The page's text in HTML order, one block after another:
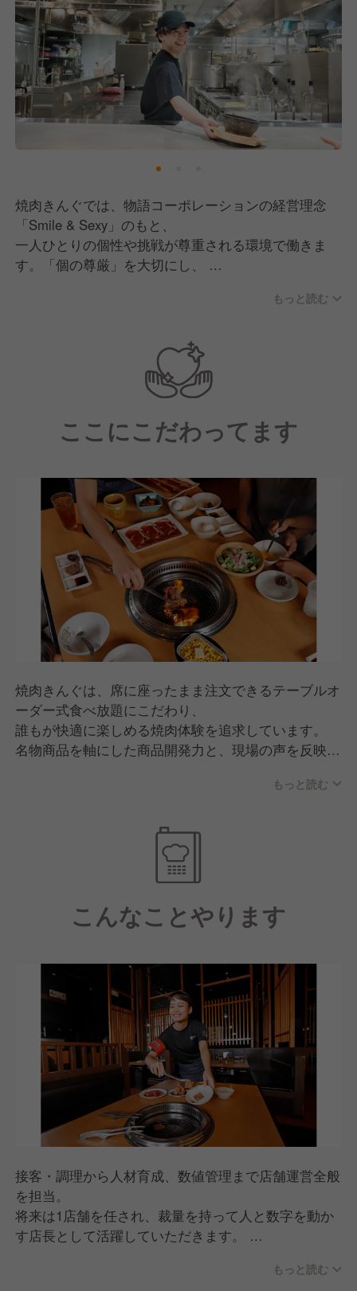
焼肉きんぐでは、物語コーポレーションの経営理念
「Smile & Sexy」のもと、
一人ひとりの個性や挑戦が尊重される環境で働きま
す。「個の尊厳」を大切にし、
多様な仲間と共により良い店舗づくりを追求する職場
もっと読む
ここにこだわってます
焼肉きんぐは、席に座ったまま注文できるテーブルオ
ーダー式食べ放題にこだわり、
誰もが快適に楽しめる焼肉体験を追求しています。
名物商品を軸にした商品開発力と、現場の声を反映す
品質・価格・サービスのバランスが高く評価され、
もっと読む
こんなことやります
接客・調理から人材育成、数値管理まで店舗運営全般
を担当。
将来は1店舗を任され、裁量を持って人と数字を動か
す店長として活躍していただきます。
ホール・キッチン業務（接客・調理・オペレーション
もっと読む